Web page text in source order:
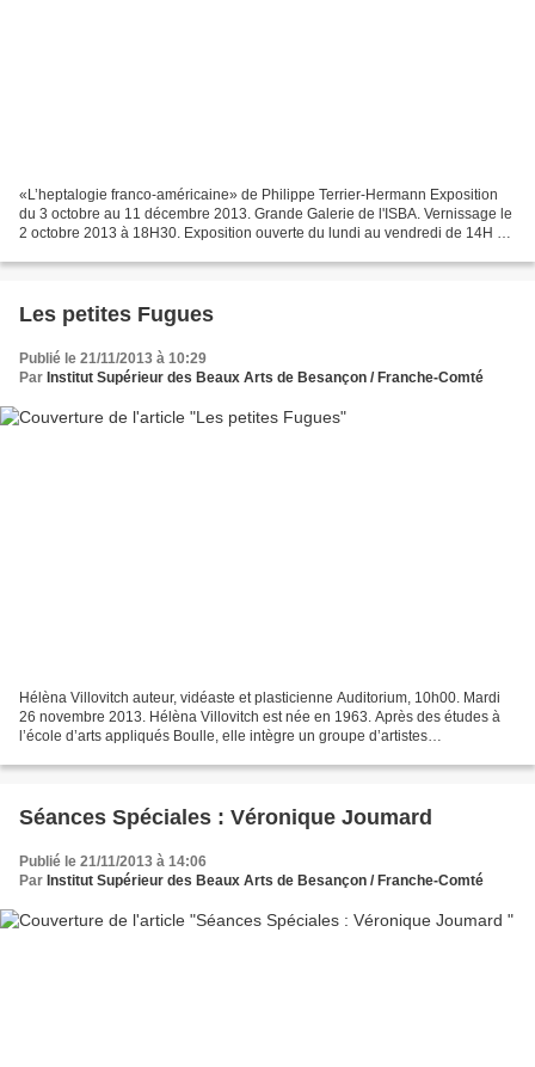
«L’heptalogie franco-américaine» de Philippe Terrier-Hermann Exposition
du 3 octobre au 11 décembre 2013. Grande Galerie de l'ISBA. Vernissage le
2 octobre 2013 à 18H30. Exposition ouverte du lundi au vendredi de 14H à
Les petites Fugues
Publié le 21/11/2013 à 10:29
Par Institut Supérieur des Beaux Arts de Besançon / Franche-Comté
Hélèna Villovitch auteur, vidéaste et plasticienne Auditorium, 10h00. Mardi
26 novembre 2013. Hélèna Villovitch est née en 1963. Après des études à
l’école d’arts appliqués Boulle, elle intègre un groupe d’artistes
Séances Spéciales : Véronique Joumard
Publié le 21/11/2013 à 14:06
Par Institut Supérieur des Beaux Arts de Besançon / Franche-Comté